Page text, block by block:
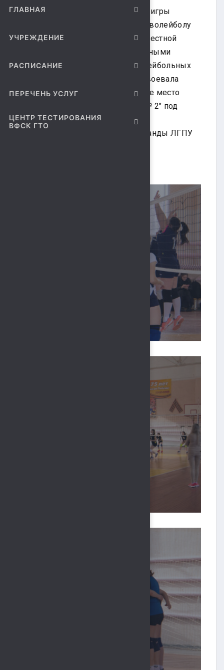
ГЛАВНАЯ
УЧРЕЖДЕНИЕ
РАСПИСАНИЕ
ПЕРЕЧЕНЬ УСЛУГ
ЦЕНТР ТЕСТИРОВАНИЯ
ВФСК ГТО
27 февраля прошли финальные игры
Чемпионата города Липецка по волейболу
среди женских команд 2022. В честной
борьбе и эффективно разыгранными
атаками среди сильнейших волейбольных
команд девушек 1-ое место завоевала
команда "Спартак", 2-ое почетное место
завоевала "Спортивная школа № 2" под
руководством Ольги Ивановны
Прокопьевой и 3-е место у команды ЛГПУ